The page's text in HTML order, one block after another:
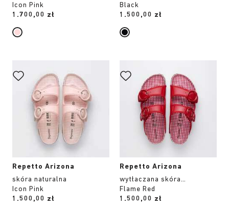
Icon Pink
Price:
1.700,00 zł
Black
Price:
1.500,00 zł
Repetto Arizona
skóra naturalna
Icon Pink
Price:
1.500,00 zł
koloru
spowoduje
zmianę
zdjęcia
produktu
Repetto Arizona
wytłaczana skóra
lakierowana
Flame Red
Price:
1.500,00 zł
koloru
spowoduje
zmianę
zdjęcia
produktu